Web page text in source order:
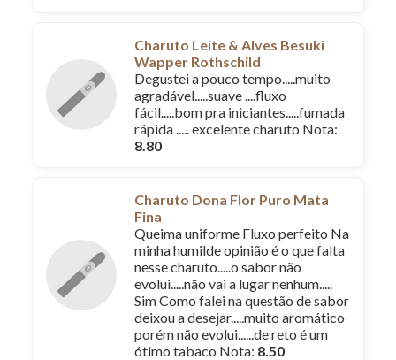
Charuto Leite & Alves Besuki
Wapper Rothschild
Degustei a pouco tempo.....muito
agradável.....suave ....fluxo
fácil.....bom pra iniciantes.....fumada
rápida ..... excelente charuto Nota:
8.80
Charuto Dona Flor Puro Mata
Fina
Queima uniforme Fluxo perfeito Na
minha humilde opinião é o que falta
nesse charuto.....o sabor não
evolui.....não vai a lugar nenhum.....
Sim Como falei na questão de sabor
deixou a desejar.....muito aromático
porém não evolui......de reto é um
ótimo tabaco Nota: 8.50